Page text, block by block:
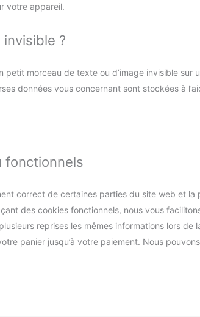
votre appareil.
invisible ?
petit morceau de texte ou d’image invisible sur
données vous concernant sont stockées à
fonctionnels
correct de certaines parties du site web et la
des cookies fonctionnels, nous vous
reprises les mêmes informations lors
panier jusqu’à votre paiement. Nous